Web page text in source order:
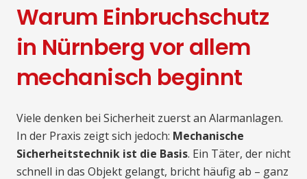
Warum Einbruchschutz
in Nürnberg vor allem
mechanisch beginnt
Viele denken bei Sicherheit zuerst an Alarmanlagen.
In der Praxis zeigt sich jedoch: Mechanische
Sicherheitstechnik ist die Basis. Ein Täter, der nicht
schnell in das Objekt gelangt, bricht häufig ab – ganz